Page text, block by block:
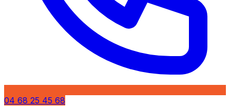
04 68 25 45 68